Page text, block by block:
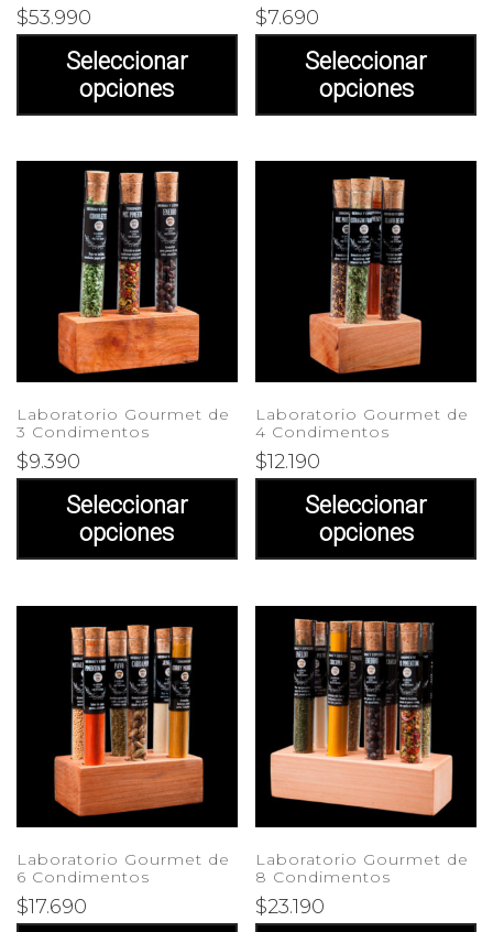
$53.990
Seleccionar
opciones
$7.690
Seleccionar
opciones
Laboratorio Gourmet de
3 Condimentos
$9.390
Seleccionar
opciones
Laboratorio Gourmet de
4 Condimentos
$12.190
Seleccionar
opciones
Laboratorio Gourmet de
6 Condimentos
$17.690
Laboratorio Gourmet de
8 Condimentos
$23.190